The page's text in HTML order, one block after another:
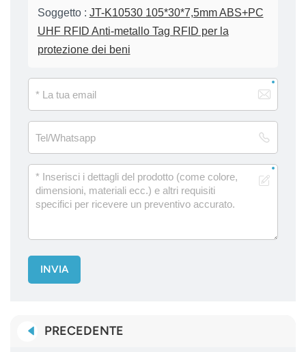
Soggetto : JT-K10530 105*30*7,5mm ABS+PC
UHF RFID Anti-metallo Tag RFID per la
protezione dei beni
INVIA
PRECEDENTE